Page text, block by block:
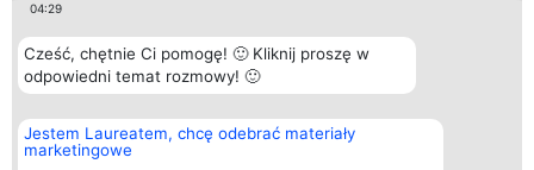
04:29
Cześć, chętnie Ci pomogę! 🙂 Kliknij proszę w
odpowiedni temat rozmowy! 🙂
Jestem Laureatem, chcę odebrać materiały
marketingowe
Organizator plebiscytu
Bright Side Solutions sp. z o.
o. sp. k.
Plebiscyt
Laureaci
Kontakt
Kontakt